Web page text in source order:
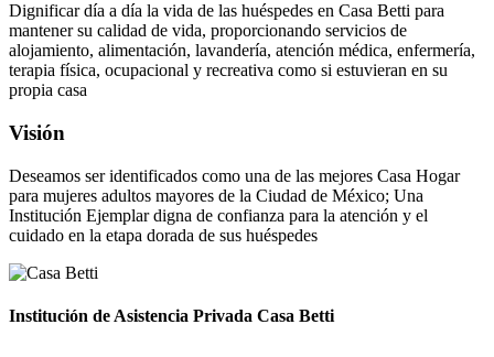
Dignificar día a día la vida de las huéspedes en Casa Betti para
mantener su calidad de vida, proporcionando servicios de
alojamiento, alimentación, lavandería, atención médica, enfermería,
terapia física, ocupacional y recreativa como si estuvieran en su
propia casa
Visión
Deseamos ser identificados como una de las mejores Casa Hogar
para mujeres adultos mayores de la Ciudad de México; Una
Institución Ejemplar digna de confianza para la atención y el
cuidado en la etapa dorada de sus huéspedes
Institución de Asistencia Privada Casa Betti